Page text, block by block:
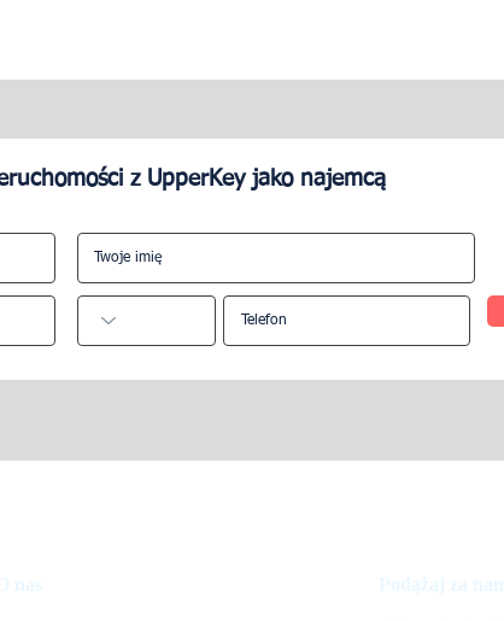
Nieruchomość na liście
Booking.com jako właściciel
z UpperKey jako najemcą